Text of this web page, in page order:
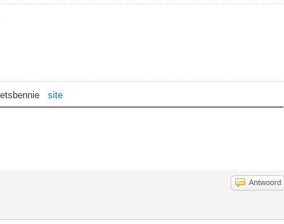
site
Antwoord